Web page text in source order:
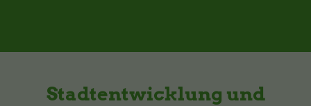
Stadtentwicklung und